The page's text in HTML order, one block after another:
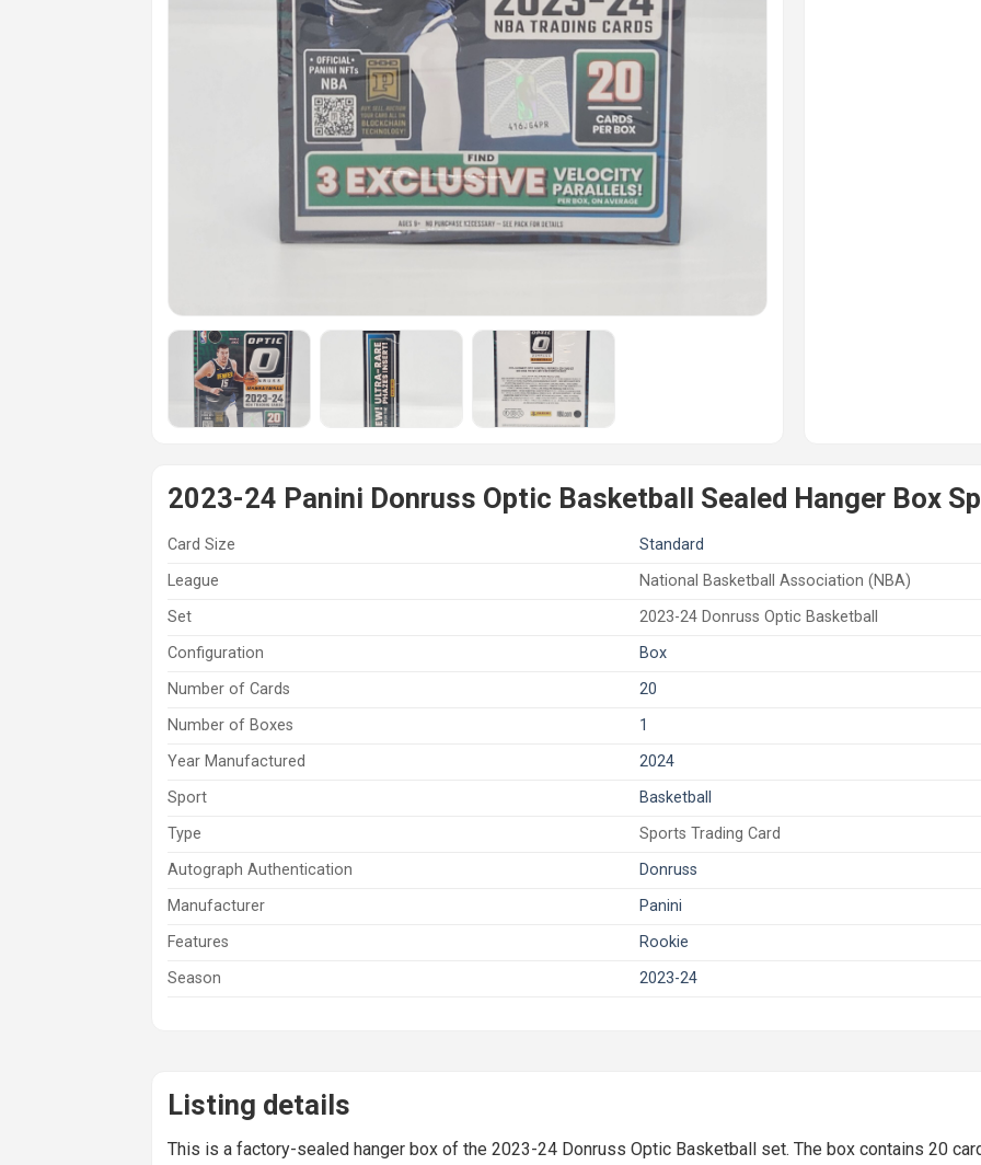
2023-24 Panini Donruss Optic Basketball Sealed Hanger Box
Card Size
Standard
League
National Basketball Association (NBA)
Set
2023-24 Donruss Optic Basketball
Configuration
Box
Number of Cards
20
Number of Boxes
1
Year Manufactured
2024
Sport
Basketball
Type
Sports Trading Card
Autograph Authentication
Donruss
Manufacturer
Panini
Features
Rookie
Season
2023-24
Listing details
This is a factory-sealed hanger box of the 2023-24 Donruss Optic Basketball set. The box contains 20